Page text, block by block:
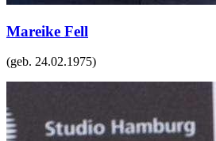
Mareike Fell
(geb. 24.02.1975)